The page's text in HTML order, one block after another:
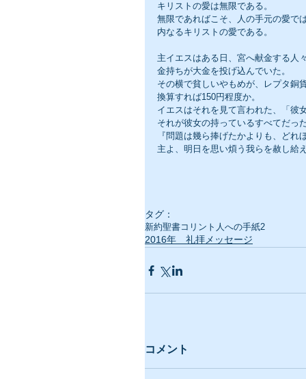
キリストの愛は無限である。
無限であればこそ、人の手元の愛では
内なるキリストの愛である。
主イエスはある日、宮へ献金する人
金持ちが大金を投げ込んでいた。
その横で貧しいやもめが、レプタ銅
換算すれば150円程度か。
イエスはそれを見て言われた、「彼
それが彼女の持っているすべてだった
『問題は幾ら捧げたかよりも、どれ
主よ、明日を思い煩う我らを赦し給え
タグ：
新約聖書コリント人への手紙2
2016年 礼拝メッセージ
コメント